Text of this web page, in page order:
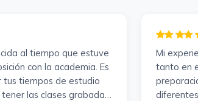
al tiempo que estuve
con la academia. Es
tus tiempos de estudio
las clases grabadas
Mi
tanto en